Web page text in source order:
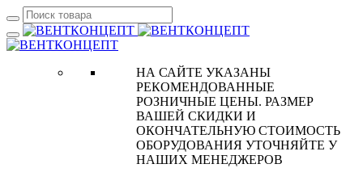
НА САЙТЕ УКАЗАНЫ
РЕКОМЕНДОВАННЫЕ
РОЗНИЧНЫЕ ЦЕНЫ. РАЗМЕР
ВАШЕЙ СКИДКИ И
ОКОНЧАТЕЛЬНУЮ СТОИМОСТЬ
ОБОРУДОВАНИЯ УТОЧНЯЙТЕ У
НАШИХ МЕНЕДЖЕРОВ